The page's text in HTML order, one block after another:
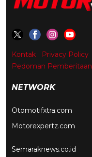
Kontak Privacy Policy
Pedoman Pemberitaan
NETWORK
Otomotifxtra.com
Motorexpertz.com
Semaraknews.co.id